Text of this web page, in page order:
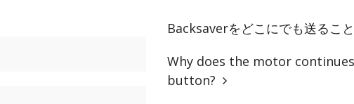
Backsaverをどこにでも送るこ
Why does the motor
button?